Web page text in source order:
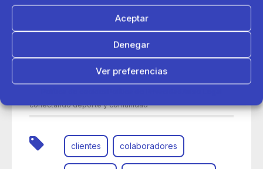
Aceptar
Denegar
Ver preferencias
conectando deporte y comunidad
clientes colaboradores